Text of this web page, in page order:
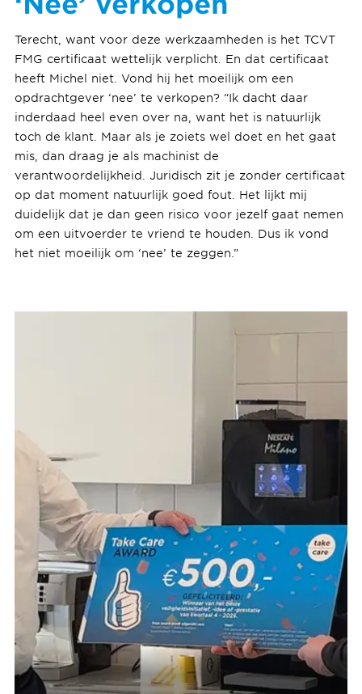
Terecht, want voor deze werkzaamheden is het TCVT
FMG certificaat wettelijk verplicht. En dat certificaat
heeft Michel niet. Vond hij het moeilijk om een
opdrachtgever ‘nee’ te verkopen? “Ik dacht daar
inderdaad heel even over na, want het is natuurlijk
toch de klant. Maar als je zoiets wel doet en het gaat
mis, dan draag je als machinist de
verantwoordelijkheid. Juridisch zit je zonder certificaat
op dat moment natuurlijk goed fout. Het lijkt mij
duidelijk dat je dan geen risico voor jezelf gaat nemen
om een uitvoerder te vriend te houden. Dus ik vond
het niet moeilijk om ‘nee’ te zeggen.”